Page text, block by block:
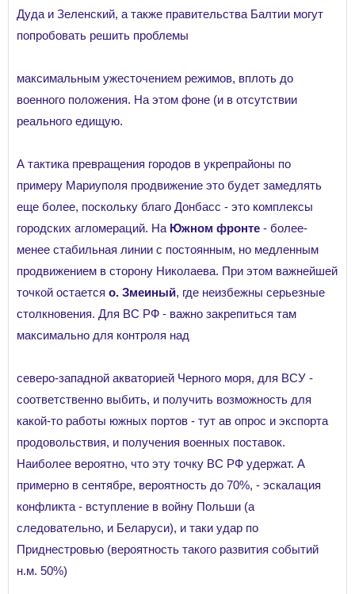
Дуда и Зеленский, а также правительства Балтии могут
попробовать решить проблемы
максимальным ужесточением режимов, вплоть до
военного положения. На этом фоне (и в отсутствии
реального едищую.
А тактика превращения городов в укрепрайоны по
примеру Мариуполя продвижение это будет замедлять
еще более, поскольку благо Донбасс - это комплексы
городских агломераций. На Южном фронте - более-
менее стабильная линии с постоянным, но медленным
продвижением в сторону Николаева. При этом важнейшей
точкой остается о. Змеиный, где неизбежны серьезные
столкновения. Для ВС РФ - важно закрепиться там
максимально для контроля над
северо-западной акваторией Черного моря, для ВСУ -
соответственно выбить, и получить возможность для
какой-то работы южных портов - тут ав опрос и экспорта
продовольствия, и получения военных поставок.
Наиболее вероятно, что эту точку ВС РФ удержат. А
примерно в сентябре, вероятность до 70%, - эскалация
конфликта - вступление в войну Польши (а
следовательно, и Беларуси), и таки удар по
Приднестровью (вероятность такого развития событий
н.м. 50%)